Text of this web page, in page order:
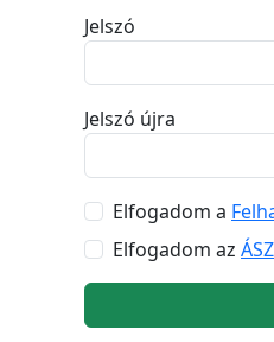
Jelszó
Jelszó újra
Elfogadom a
Elfogadom az